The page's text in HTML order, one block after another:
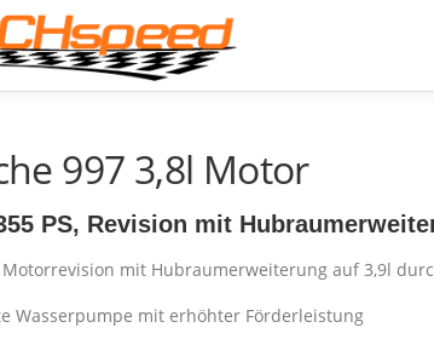
997 3,8l Motor
PS, Revision mit
mit Hubraumerweiterung auf 3,9l
Wasserpumpe mit erhöhter Förderleistung